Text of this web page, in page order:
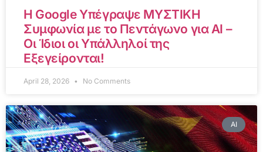
Η Google Υπέγραψε ΜΥΣΤΙΚΗ
Συμφωνία με το Πεντάγωνο για AI –
Οι Ίδιοι οι Υπάλληλοί της
Εξεγείρονται!
April 28, 2026 No Comments
AI